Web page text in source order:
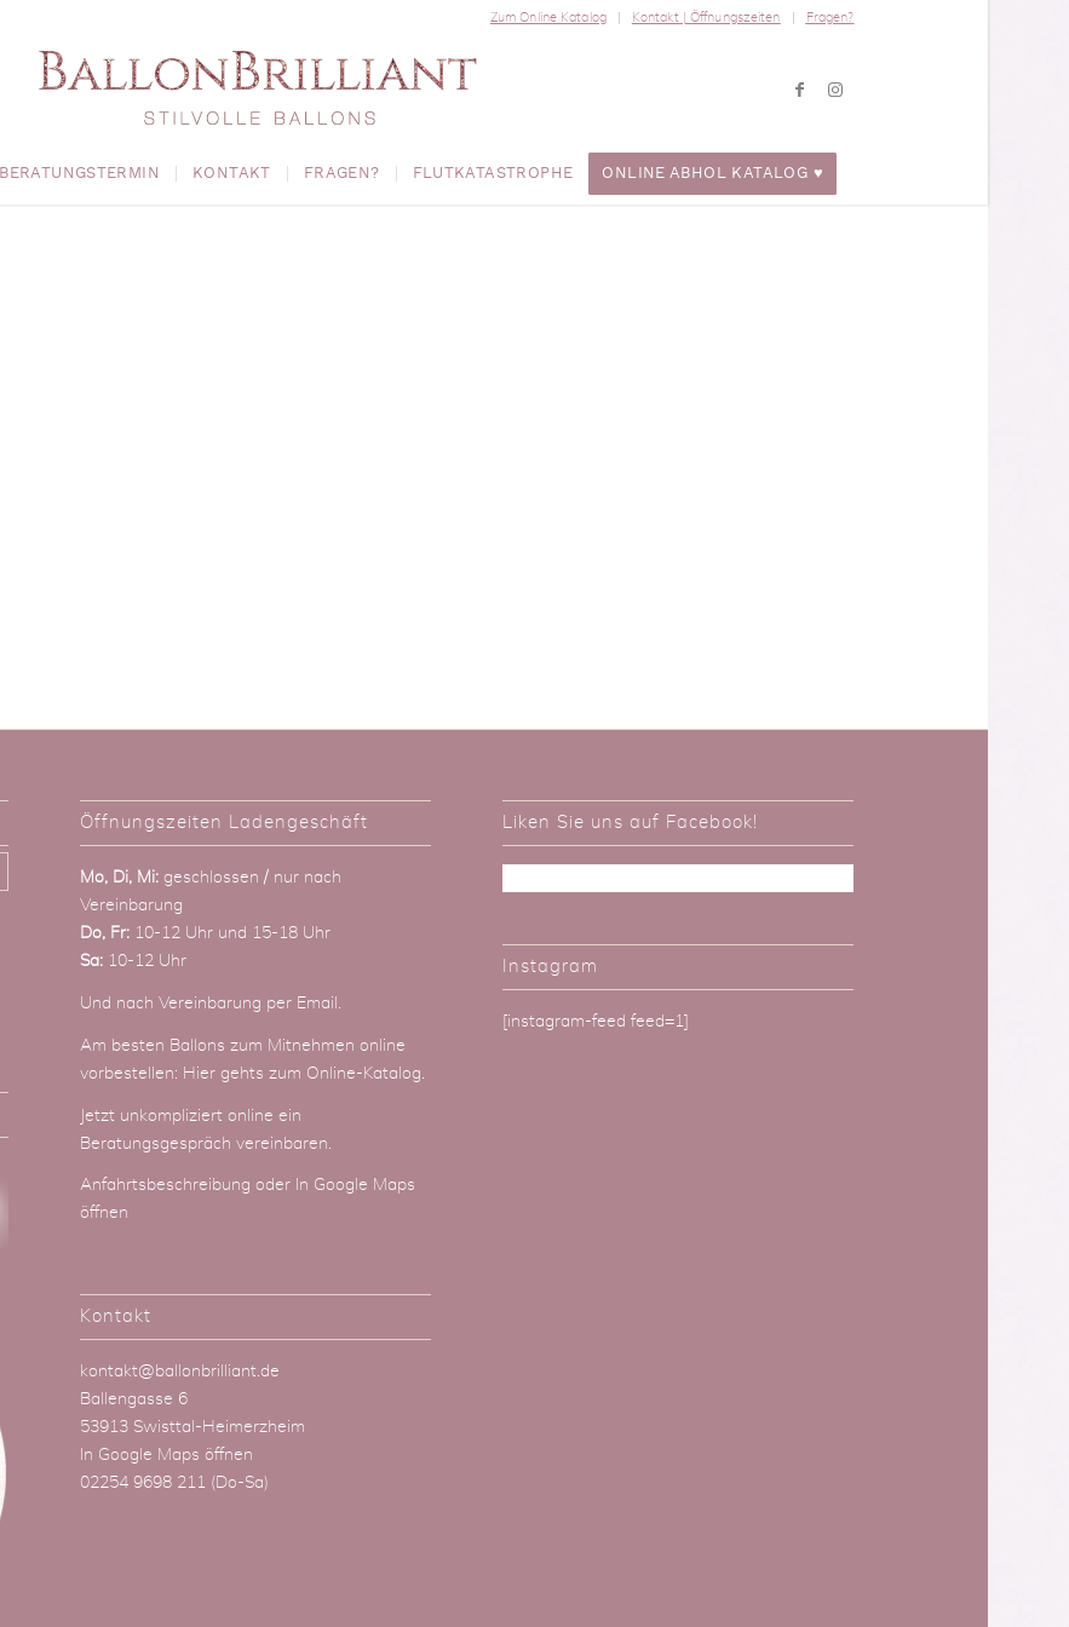
Zum Online Katalog Kontakt | Öffnungszeiten Fragen?
BERATUNGSTERMIN KONTAKT FRAGEN? FLUTKATASTROPHE ONLINE ABHOL KATALOG ♥
Öffnungszeiten Ladengeschäft
Mo, Di, Mi:geschlossen / nur nach
Vereinbarung
Do, Fr:10-12 Uhr und 15-18 Uhr
Sa:10-12 Uhr
Und nach Vereinbarung per Email
Am besten Ballons zum Mitnehmen online
vorbestellen: Hier gehts zum Online-Katalog
Jetzt unkompliziert online ein
Beratungsgespräch vereinbaren.
Anfahrtsbeschreibung oder In Google Maps
öffnen
Kontakt
kontakt@ballonbrilliant.de
Ballengasse 6
53913 Swisttal-Heimerzheim
In Google Maps öffnen
02254 9698 211 (Do-Sa)
Liken Sie uns auf Facebook!
Instagram
[instagram-feed feed=1]